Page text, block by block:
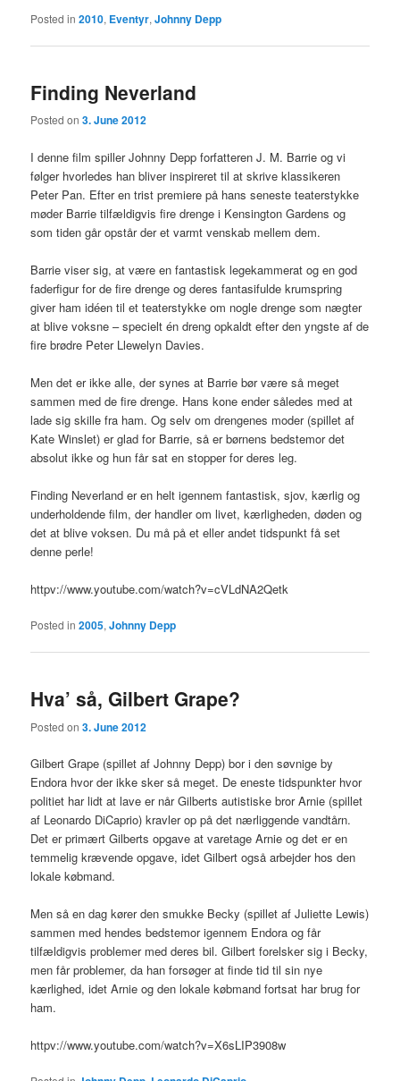
Posted in 2010, Eventyr,Johnny Depp
Finding Neverland
Posted on3. June 2012
I denne film spiller Johnny Depp forfatteren J. M. Barrie og vi
følger hvorledes han bliver inspireret til at skrive klassikeren
Peter Pan. Efter en trist premiere på hans seneste teaterstykke
møder Barrie tilfældigvis fire drenge i Kensington Gardens og
som tiden går opstår der et varmt venskab mellem dem.
Barrie viser sig, at være en fantastisk legekammerat og en god
faderfigur for de fire drenge og deres fantasifulde krumspring
giver ham idéen til et teaterstykke om nogle drenge som nægter
at blive voksne – specielt én dreng opkaldt efter den yngste af de
fire brødre Peter Llewelyn Davies.
Men det er ikke alle, der synes at Barrie bør være så meget
sammen med de fire drenge. Hans kone ender således med at
lade sig skille fra ham. Og selv om drengenes moder (spillet af
Kate Winslet) er glad for Barrie, så er børnens bedstemor det
absolut ikke og hun får sat en stopper for deres leg.
Finding Neverland er en helt igennem fantastisk, sjov, kærlig og
underholdende film, der handler om livet, kærligheden, døden og
det at blive voksen. Du må på et eller andet tidspunkt få set
denne perle!
httpv://www.youtube.com/watch?v=cVLdNA2Qetk
Posted in 2005,Johnny Depp
Hva’ så, Gilbert Grape?
Posted on3. June 2012
Gilbert Grape (spillet af Johnny Depp) bor i den søvnige by
Endora hvor der ikke sker så meget. De eneste tidspunkter hvor
politiet har lidt at lave er når Gilberts autistiske bror Arnie (spillet
af Leonardo DiCaprio) kravler op på det nærliggende vandtårn.
Det er primært Gilberts opgave at varetage Arnie og det er en
temmelig krævende opgave, idet Gilbert også arbejder hos den
lokale købmand.
Men så en dag kører den smukke Becky (spillet af Juliette Lewis)
sammen med hendes bedstemor igennem Endora og får
tilfældigvis problemer med deres bil. Gilbert forelsker sig i Becky,
men får problemer, da han forsøger at finde tid til sin nye
kærlighed, idet Arnie og den lokale købmand fortsat har brug for
ham.
httpv://www.youtube.com/watch?v=X6sLIP3908w